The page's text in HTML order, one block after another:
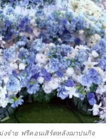
งจ๋าย ฟรีคอนเสิร์ตหลังฌาปนกิจ